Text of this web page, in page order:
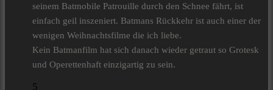
seinem Batmobile Patrouille durch den Schnee fährt, ist
einfach geil inszeniert. Batmans Rückkehr ist auch einer der
wenigen Weihnachtsfilme die ich liebe.
Kein Batmanfilm hat sich danach wieder getraut so Grotesk
und Operettenhaft einzigartig zu sein.
5